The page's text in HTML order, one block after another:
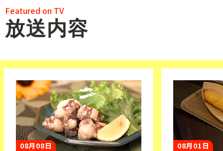
Featured on TV
放送内容
08月08日 08月01日